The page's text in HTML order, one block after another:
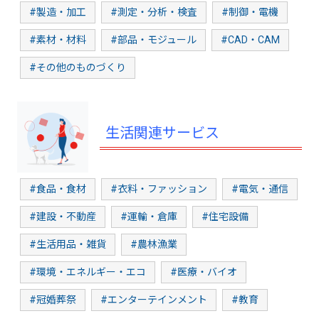
#製造・加工 #測定・分析・検査 #制御・電機
#素材・材料 #部品・モジュール #CAD・CAM
#その他のものづくり
生活関連サービス
#食品・食材 #衣料・ファッション #電気・通信
#建設・不動産 #運輸・倉庫 #住宅設備
#生活用品・雑貨 #農林漁業
#環境・エネルギー・エコ #医療・バイオ
#冠婚葬祭 #エンターテインメント #教育